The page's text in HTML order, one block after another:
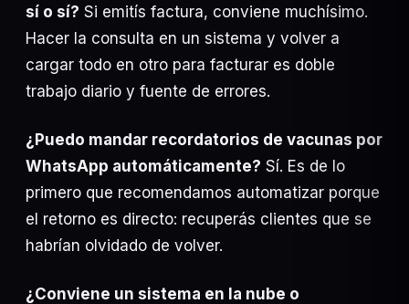
sí o sí? Si emitís factura, conviene muchísimo.
Hacer la consulta en un sistema y volver a
cargar todo en otro para facturar es doble
trabajo diario y fuente de errores.
¿Puedo mandar recordatorios de vacunas por
WhatsApp automáticamente? Sí. Es de lo
primero que recomendamos automatizar porque
el retorno es directo: recuperás clientes que se
habrían olvidado de volver.
¿Conviene un sistema en la nube o